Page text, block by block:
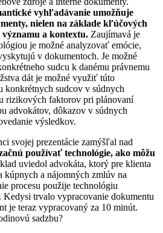
vyhľadávanie umožňuje
nielen na základe kľúčových
významu a kontextu. Zaujímavá je
je možné analyzovať emócie,
v dokumentoch. Je možné
sudcu k danému právnemu
dát je možné využiť túto
konkrétnych sudcov v súdnych
rizikových faktorov pri plánovaní
advokátov, dôkazov v súdnych
výsledkov.
svojej prezentácie zamýšľal nad
používať technológie, ako môžu
uviedol advokáta, ktorý pre klienta
kúpnych a nájomných zmlúv na
procesu použije technológiu
Kedysi trvalo vypracovanie dokumentu
je teraz vypracovaný za 10 minút.
sadzbu?